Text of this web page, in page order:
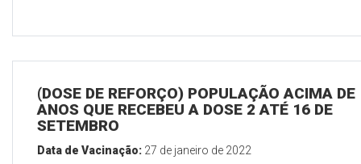
(DOSE DE REFORÇO) POPULAÇÃO ACIMA DE
ANOS QUE RECEBEU A DOSE 2 ATÉ 16 DE
SETEMBRO
Data de Vacinação: 27 de janeiro de 2022